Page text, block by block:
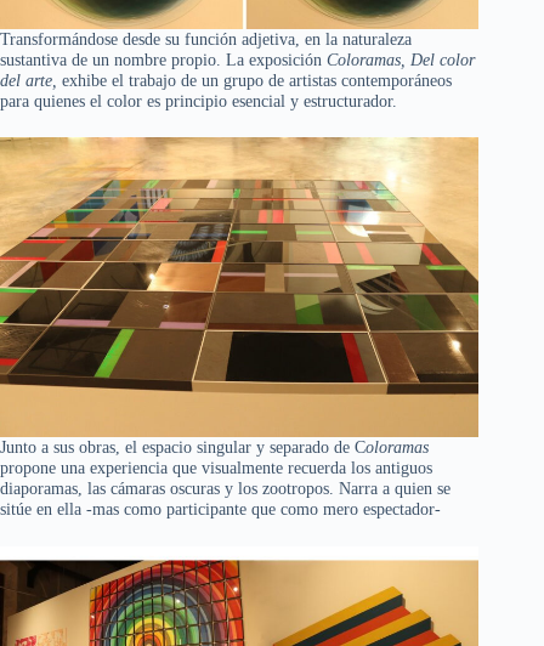
Transformándose desde su función adjetiva, en la naturaleza
sustantiva de un nombre propio. La exposición Coloramas, Del color
del arte, exhibe el trabajo de un grupo de artistas contemporáneos
para quienes el color es principio esencial y estructurador.
Junto a sus obras, el espacio singular y separado de Coloramas
propone una experiencia que visualmente recuerda los antiguos
diaporamas, las cámaras oscuras y los zootropos. Narra a quien se
sitúe en ella -mas como participante que como mero espectador-